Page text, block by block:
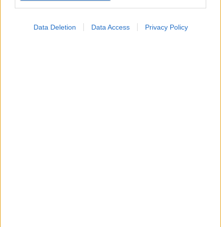
I want to allow Google to enable storage
Data Deletion Data Access Privacy Policy